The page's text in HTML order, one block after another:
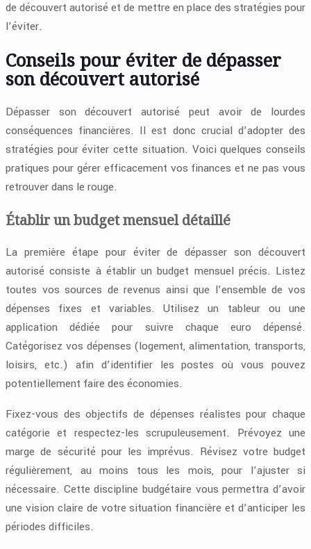
de découvert autorisé et de mettre en place des stratégies pour
l’éviter.
Conseils pour éviter de dépasser
son découvert autorisé
Dépasser son découvert autorisé peut avoir de lourdes
conséquences financières. Il est donc crucial d’adopter des
stratégies pour éviter cette situation. Voici quelques conseils
pratiques pour gérer efficacement vos finances et ne pas vous
retrouver dans le rouge.
Établir un budget mensuel détaillé
La première étape pour éviter de dépasser son découvert
autorisé consiste à établir un budget mensuel précis. Listez
toutes vos sources de revenus ainsi que l’ensemble de vos
dépenses fixes et variables. Utilisez un tableur ou une
application dédiée pour suivre chaque euro dépensé.
Catégorisez vos dépenses (logement, alimentation, transports,
loisirs, etc.) afin d’identifier les postes où vous pouvez
potentiellement faire des économies.
Fixez-vous des objectifs de dépenses réalistes pour chaque
catégorie et respectez-les scrupuleusement. Prévoyez une
marge de sécurité pour les imprévus. Révisez votre budget
régulièrement, au moins tous les mois, pour l’ajuster si
nécessaire. Cette discipline budgétaire vous permettra d’avoir
une vision claire de votre situation financière et d’anticiper les
périodes difficiles.